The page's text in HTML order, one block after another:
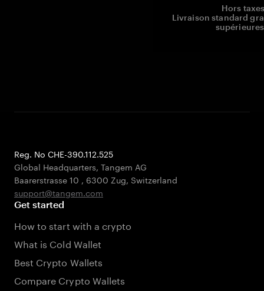
Hors
Livraison standard
Reg. No CHE-390.112.525
Global Headquarters, Tangem AG
Baarerstrasse 10 , 6300 Zug, Switzerland
support@tangem.com
Get started
How to start with a crypto
What is Cold Wallet
Best Crypto Wallets
Compare Crypto Wallets